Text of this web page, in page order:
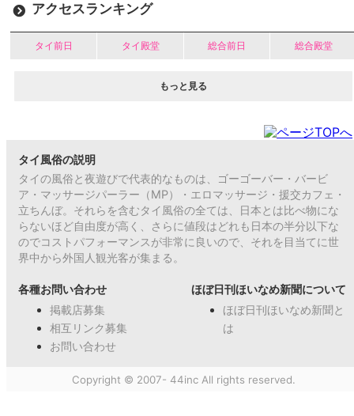
アクセスランキング
タイ前日 タイ殿堂 総合前日 総合殿堂
もっと見る
タイ風俗の説明
タイの風俗と夜遊びで代表的なものは、ゴーゴーバー・バービ
ア・マッサージパーラー（MP）・エロマッサージ・援交カフェ・
立ちんぼ。それらを含むタイ風俗の全ては、日本とは比べ物にな
らないほど自由度が高く、さらに値段はどれも日本の半分以下な
のでコストパフォーマンスが非常に良いので、それを目当てに世
界中から外国人観光客が集まる。
各種お問い合わせ
掲載店募集
相互リンク募集
お問い合わせ
ほぼ日刊ほいなめ新聞について
ほぼ日刊ほいなめ新聞と
は
Copyright © 2007- 44inc All rights reserved.